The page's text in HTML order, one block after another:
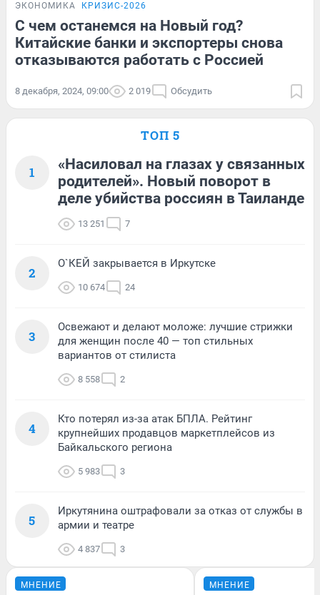
ЭКОНОМИКА КРИЗИС-2026
С чем останемся на Новый год?
Китайские банки и экспортеры снова
отказываются работать с Россией
8 декабря, 2024, 09:00 2 019 Обсудить
ТОП 5
1
«Насиловал на глазах у связанных
родителей». Новый поворот в
деле убийства россиян в Таиланде
13 251 7
2
О`КЕЙ закрывается в Иркутске
10 674 24
3
Освежают и делают моложе: лучшие стрижки
для женщин после 40 — топ стильных
вариантов от стилиста
8 558 2
4
Кто потерял из-за атак БПЛА. Рейтинг
крупнейших продавцов маркетплейсов из
Байкальского региона
5 983 3
5
Иркутянина оштрафовали за отказ от службы в
армии и театре
4 837 3
МНЕНИЕ МНЕНИЕ